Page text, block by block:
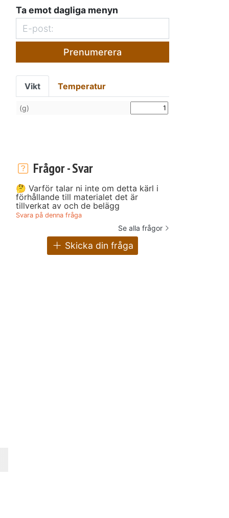
Ta emot dagliga menyn
Prenumerera
Vikt Temperatur
(g)
Frågor - Svar
🤔 Varför talar ni inte om detta kärl i
förhållande till materialet det är
tillverkat av och de belägg
Svara på denna fråga
Se alla frågor
Skicka din fråga